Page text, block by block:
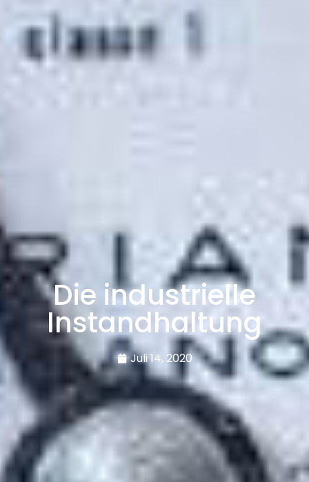
Die industrielle
Instandhaltung
Juli 14, 2020